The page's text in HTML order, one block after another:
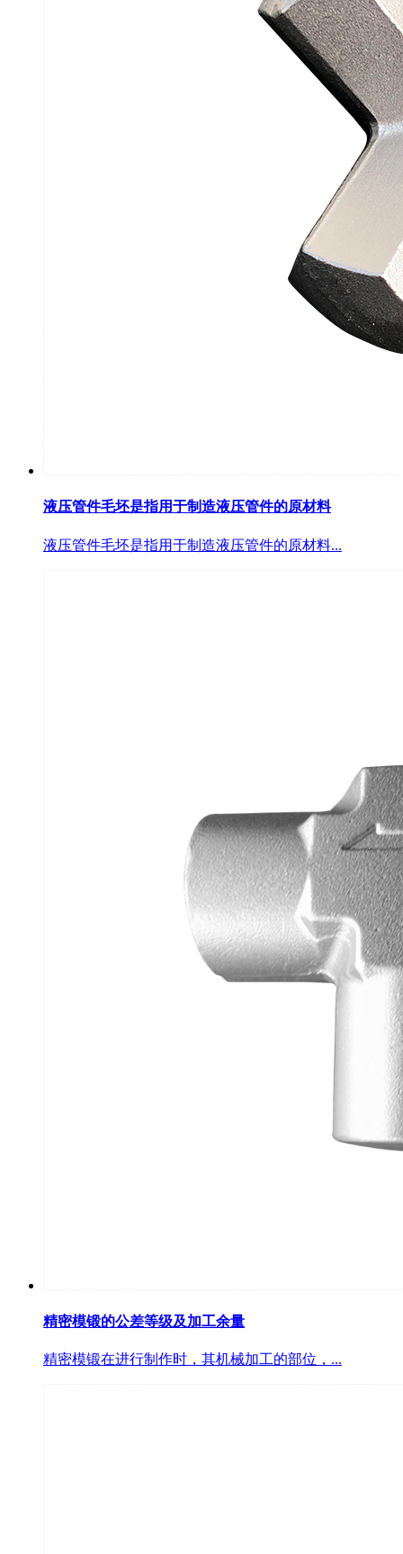
液压管件毛坯是指用于制造液压管件的原材料
液压管件毛坯是指用于制造液压管件的原材料...
精密模锻的公差等级及加工余量
精密模锻在进行制作时，其机械加工的部位，...